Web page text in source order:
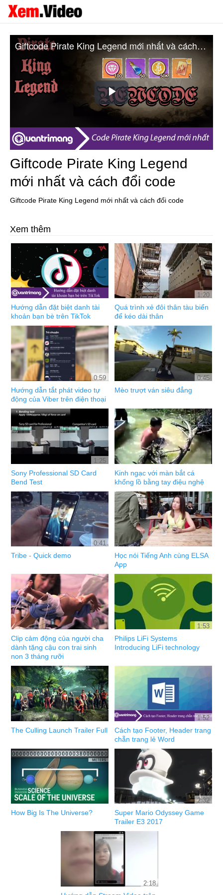
Play
Video
Giftcode Pirate King Legend mới nhất và cách đổi code
Giftcode Pirate King Legend
mới nhất và cách đổi code
Giftcode Pirate King Legend mới nhất và cách đổi code
Xem thêm
Hướng dẫn đặt biệt danh tài
khoản bạn bè trên TikTok
1:20
Quá trình xẻ đôi thân tàu biển
để kéo dài thân
0:59
Hướng dẫn tắt phát video tự
động của Viber trên điện thoại
0:45
Mèo trượt ván siêu đẳng
1:25
Sony Professional SD Card
Bend Test
Kinh ngạc với màn bắt cá
khổng lồ bằng tay điệu nghệ
0:41
Tribe - Quick demo
Học nói Tiếng Anh cùng ELSA
App
Clip cảm động của người cha
dành tặng cậu con trai sinh
non 3 tháng rưỡi
1:53
Philips LiFi Systems
Introducing LiFi technology
The Culling Launch Trailer Full
1:52
Cách tạo Footer, Header trang
chẵn trang lẻ Word
How Big Is The Universe?
2:32
Super Mario Odyssey Game
Trailer E3 2017
2:18